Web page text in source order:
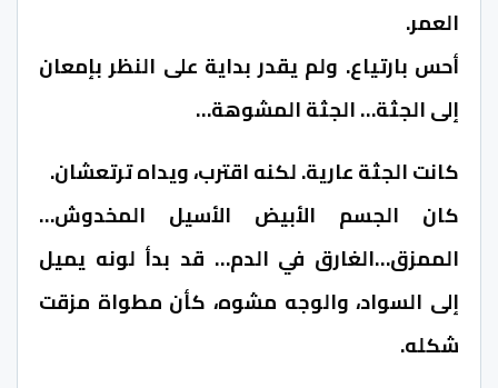
العمر.
أحس بارتياع. ولم يقدر بداية على النظر بإمعان
إلى الجثة… الجثة المشوهة…
كانت الجثة عارية. لكنه اقترب، ويداه ترتعشان.
كان الجسم الأبيض الأسيل المخدوش…
الممزق…الغارق في الدم… قد بدأ لونه يميل
إلى السواد، والوجه مشوه، كأن مطواة مزقت
شكله.